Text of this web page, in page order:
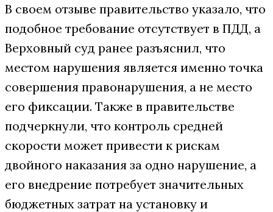
В своем отзыве правительство указало, что
подобное требование отсутствует в ПДД, а
Верховный суд ранее разъяснил, что
местом нарушения является именно точка
совершения правонарушения, а не место
его фиксации. Также в правительстве
подчеркнули, что контроль средней
скорости может привести к рискам
двойного наказания за одно нарушение, а
его внедрение потребует значительных
бюджетных затрат на установку и